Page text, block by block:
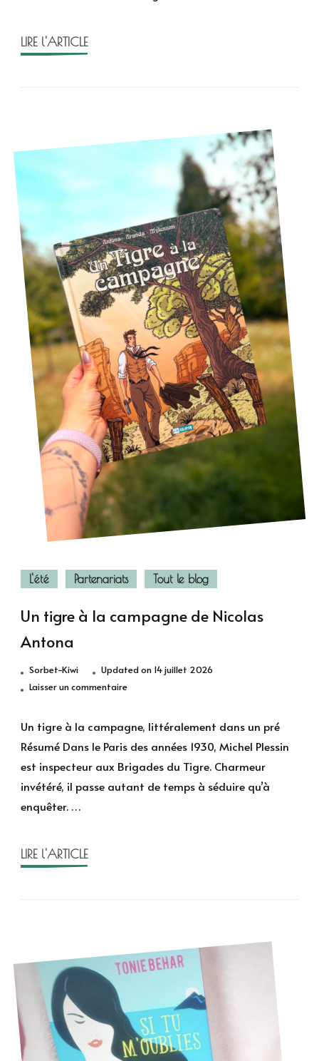
LIRE l'ARTICLE
L'été Partenariats Tout le blog
Un tigre à la campagne de Nicolas
Antona
Sorbet-Kiwi Updated on 14 juillet 2026
Laisser un commentairesur
à
la
campagne
de
Un tigre à la campagne, littéralement dans un pré
Résumé Dans le Paris des années 1930, Michel Plessin
est inspecteur aux Brigades du Tigre. Charmeur
invétéré, il passe autant de temps à séduire qu’à
enquêter. …
LIRE l'ARTICLE